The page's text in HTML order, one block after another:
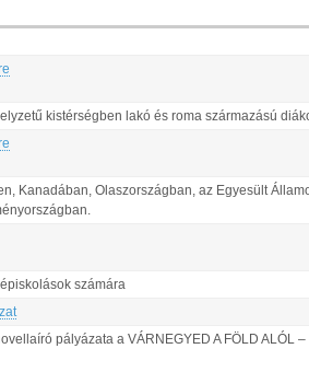
kistérségben lakó és roma származású
Kanadában, Olaszországban, az Egyesült
számára
pályázata a VÁRNEGYED A FÖLD ALÓL